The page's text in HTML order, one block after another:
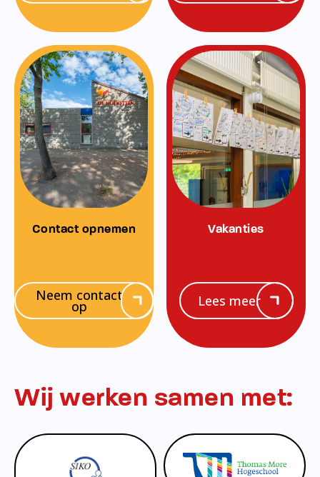
Contact opnemen
Neem contact
op
Vakanties
Lees meer
Wij werken samen met: